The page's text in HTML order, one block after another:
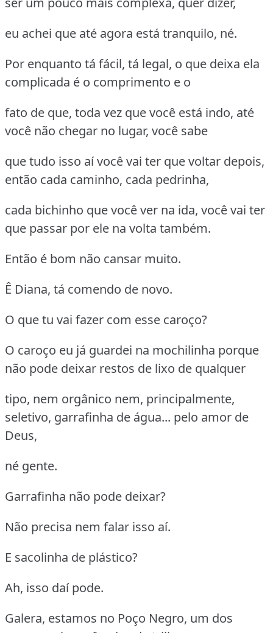
eu achei que até agora está tranquilo, né.
Por enquanto tá fácil, tá legal, o que deixa ela
complicada é o comprimento e o
fato de que, toda vez que você está indo, até
você não chegar no lugar, você sabe
que tudo isso aí você vai ter que voltar depois,
então cada caminho, cada pedrinha,
cada bichinho que você ver na ida, você vai ter
que passar por ele na volta também.
Então é bom não cansar muito.
Ê Diana, tá comendo de novo.
O que tu vai fazer com esse caroço?
O caroço eu já guardei na mochilinha porque
não pode deixar restos de lixo de qualquer
tipo, nem orgânico nem, principalmente,
seletivo, garrafinha de água... pelo amor de
Deus,
né gente.
Garrafinha não pode deixar?
Não precisa nem falar isso aí.
E sacolinha de plástico?
Ah, isso daí pode.
Galera, estamos no Poço Negro, um dos